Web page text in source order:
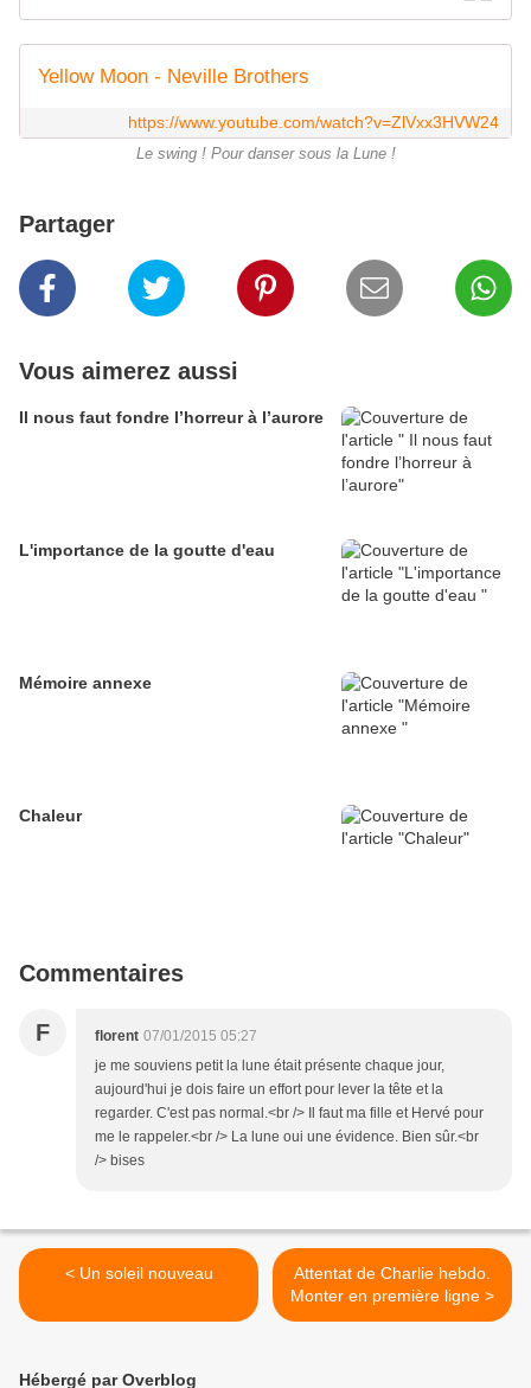
Yellow Moon - Neville Brothers
https://www.youtube.com/watch?v=ZlVxx3HVW24
Le swing ! Pour danser sous la Lune !
Partager
Vous aimerez aussi
Il nous faut fondre l’horreur à l’aurore
L'importance de la goutte d'eau
Mémoire annexe
Chaleur
Commentaires
F florent 07/01/2015 05:27
je me souviens petit la lune était présente chaque jour,
aujourd'hui je dois faire un effort pour lever la tête et la
regarder. C'est pas normal.<br /> Il faut ma fille et Hervé pour
me le rappeler.<br /> La lune oui une évidence. Bien sûr.<br
/> bises
< Un soleil nouveau
Attentat de Charlie hebdo.
Monter en première ligne >
Hébergé par Overblog